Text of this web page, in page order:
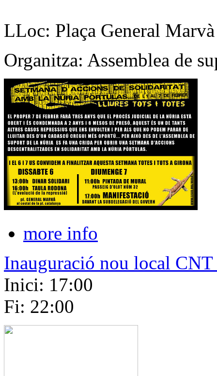
LLoc: Plaça General
Organitza: Assemblea de
more info
Inauguració nou local
Inici: 17:00
Fi: 22:00